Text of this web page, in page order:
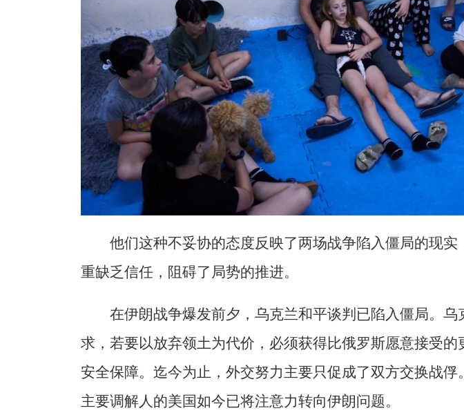
他们这种不妥协的态度反映了两场战争陷入僵局的现实
重缺乏信任，阻碍了局势的推进。
在伊朗战争爆发前夕，乌克兰和平谈判已陷入僵局。乌
求，若要以放弃领土为代价，必须获得比俄罗斯愿意接受的
安全保障。迄今为止，外交努力主要只促成了双方交换战俘
主要调解人的美国如今已将注意力转向伊朗问题。